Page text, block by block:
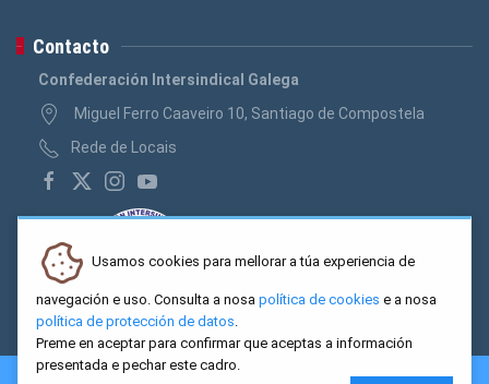
Contacto
Confederación Intersindical Galega
Miguel Ferro Caaveiro 10, Santiago de Compostela
Rede de Locais
Usamos cookies para mellorar a túa experiencia de
navegación e uso. Consulta a nosa política de cookies e a nosa
política de protección de datos.
Preme en aceptar para confirmar que aceptas a información
presentada e pechar este cadro.